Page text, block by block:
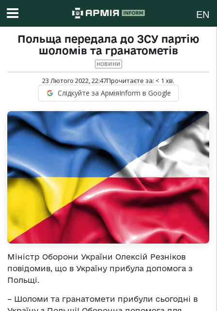
EN
Польща передала до ЗСУ партію
шоломів та гранатометів
НОВИНИ
23 Лютого 2022, 22:47Прочитаєте за: < 1 хв.
Слідкуйте за АрміяInform в Google
Міністр Оборони України Олексій Резніков
повідомив, що в Україну прибула допомога з
Польщі.
– Шоломи та гранатомети прибули сьогодні в